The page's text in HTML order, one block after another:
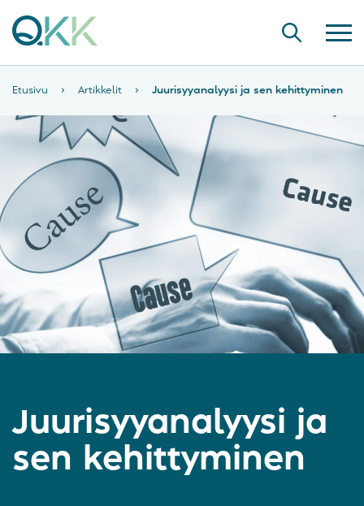
Etusivu › Artikkelit › Juurisyyanalyysi ja sen kehittyminen
Juurisyyanalyysi ja
sen kehittyminen